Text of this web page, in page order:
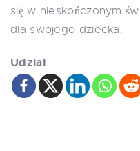
się w nieskończonym
dla swojego dziecka.
Udział